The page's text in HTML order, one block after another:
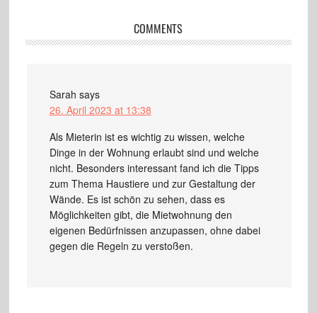
COMMENTS
Sarah says
26. April 2023 at 13:38
Als Mieterin ist es wichtig zu wissen, welche
Dinge in der Wohnung erlaubt sind und welche
nicht. Besonders interessant fand ich die Tipps
zum Thema Haustiere und zur Gestaltung der
Wände. Es ist schön zu sehen, dass es
Möglichkeiten gibt, die Mietwohnung den
eigenen Bedürfnissen anzupassen, ohne dabei
gegen die Regeln zu verstoßen.